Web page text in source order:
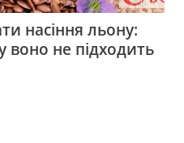
насіння льону:
воно не підходить